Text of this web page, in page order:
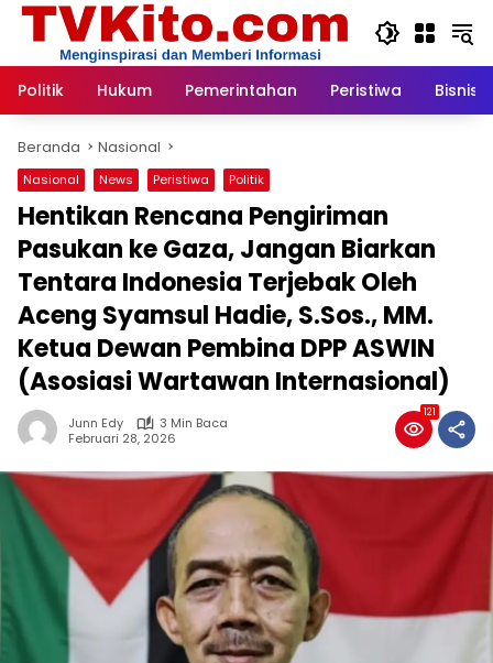
Langsung
Politik
Hukum Pemerintahan Peristiwa Bisnis
Beranda Nasional
Nasional News Peristiwa Politik
Hentikan Rencana Pengiriman
Pasukan ke Gaza, Jangan Biarkan
Tentara Indonesia Terjebak Oleh
Aceng Syamsul Hadie, S.Sos., MM.
Ketua Dewan Pembina DPP ASWIN
(Asosiasi Wartawan Internasional)
Junn Edy
3 Min Baca
Februari 28, 2026
121